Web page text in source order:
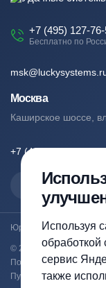
+7 (495) 127-
Бесплатно по
Москва
Каширское шоссе,
+7 (495) 127-76-53
Max
Юридический адрес:
© 2023-2026
Политика
Публичная оферта
Используя
обработкой
сервис
также